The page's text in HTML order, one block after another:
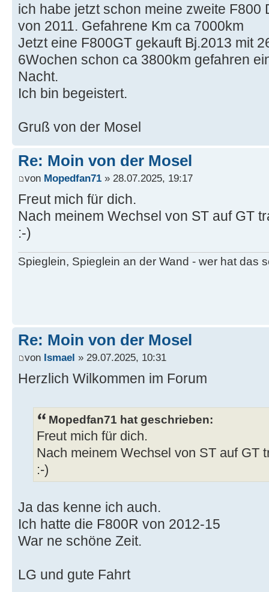
ich habe jetzt schon meine zweite F800
von 2011. Gefahrene Km ca 7000km
Jetzt eine F800GT gekauft Bj.2013 mit
6Wochen schon ca 3800km gefahren
Nacht.
Ich bin begeistert.
Gruß von der Mosel
Re: Moin von der Mosel
von Mopedfan71 » 28.07.2025, 19:17
Freut mich für dich.
Nach meinem Wechsel von ST auf GT
:-)
Spieglein, Spieglein an der Wand - wer hat das
Re: Moin von der Mosel
von Ismael » 29.07.2025, 10:31
Herzlich Wilkommen im Forum
Mopedfan71 hat geschrieben:
Freut mich für dich.
Nach meinem Wechsel von ST auf GT
:-)
Ja das kenne ich auch.
Ich hatte die F800R von 2012-15
War ne schöne Zeit.
LG und gute Fahrt